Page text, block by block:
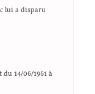
lui a disparu
14/06/1961 à